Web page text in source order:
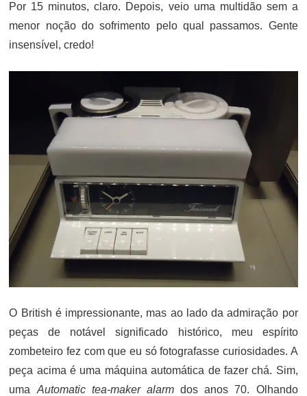
Por 15 minutos, claro. Depois, veio uma multidão sem a
menor noção do sofrimento pelo qual passamos. Gente
insensível, credo!
O British é impressionante, mas ao lado da admiração por
peças de notável significado histórico, meu espírito
zombeteiro fez com que eu só fotografasse curiosidades. A
peça acima é uma máquina automática de fazer chá. Sim,
uma Automatic tea-maker alarmdos anos 70. Olhando